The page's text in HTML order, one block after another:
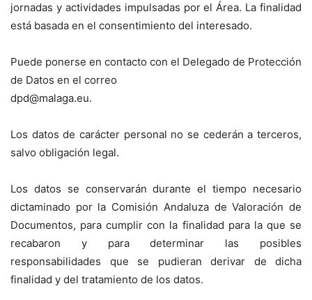
jornadas y actividades impulsadas por el Área. La finalidad
está basada en el consentimiento del interesado.
Puede ponerse en contacto con el Delegado de Protección
de Datos en el correo
dpd@malaga.eu.
Los datos de carácter personal no se cederán a terceros,
salvo obligación legal.
Los datos se conservarán durante el tiempo necesario
dictaminado por la Comisión Andaluza de Valoración de
Documentos, para cumplir con la finalidad para la que se
recabaron y para determinar las posibles
responsabilidades que se pudieran derivar de dicha
finalidad y del tratamiento de los datos.